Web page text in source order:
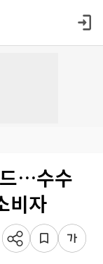
…수수
비자